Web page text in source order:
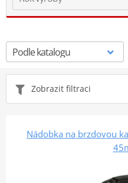
Zobrazit filtraci
Nádobka na brzdovou